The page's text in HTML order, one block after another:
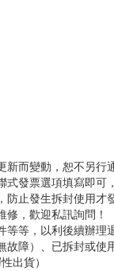
而變動，恕不另行
發票選項填寫即可
止發生拆封使用才
，歡迎私訊詢問！
等，以利後續辦理
障）、已拆封或使
出貨）